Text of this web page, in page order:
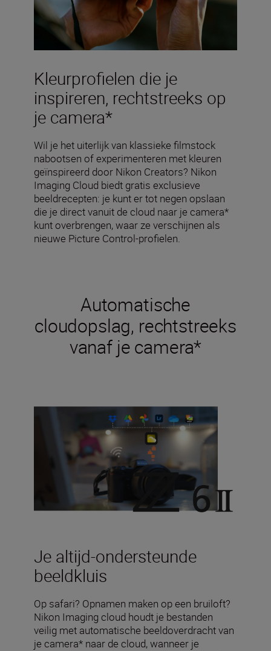
Kleurprofielen die je
inspireren, rechtstreeks op
je camera*
Wil je het uiterlijk van klassieke filmstock
nabootsen of experimenteren met kleuren
geïnspireerd door Nikon Creators? Nikon
Imaging Cloud biedt gratis exclusieve
beeldrecepten: je kunt er tot negen opslaan
die je direct vanuit de cloud naar je camera*
kunt overbrengen, waar ze verschijnen als
nieuwe Picture Control-profielen.
Automatische
cloudopslag, rechtstreeks
vanaf je camera*
Je altijd-ondersteunde
beeldkluis
Op safari? Opnamen maken op een bruiloft?
Nikon Imaging cloud houdt je bestanden
veilig met automatische beeldoverdracht van
je camera* naar de cloud, wanneer je